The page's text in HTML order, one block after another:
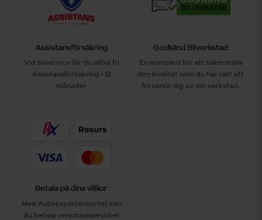
Assistansförsäkring
Vid bilservice får du alltid fri
Assistansförsäkring i 12
månader
Godkänd Bilverkstad
En standard för att säkerställa
den kvalitet som du har rätt att
förvänta dig av din verkstad.
Betala på dina villkor
Med Autoexpertenkortet kan
du betala verkstadsbesöket